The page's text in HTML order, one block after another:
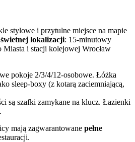
stylowe i przytulne miejsce na mapie
świetnej lokalizacji: 15-minutowy
Miasta i stacji kolejowej Wrocław
pokoje 2/3/4/12-osobowe. Łóżka
sleep-boxy (z kotarą zaciemniającą,
są szafki zamykane na klucz. Łazienki
mają zagwarantowane pełne